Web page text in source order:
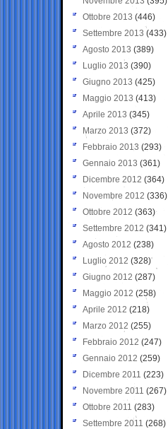
Ottobre 2013 (446)
Settembre 2013 (433)
Agosto 2013 (389)
Luglio 2013 (390)
Giugno 2013 (425)
Maggio 2013 (413)
Aprile 2013 (345)
Marzo 2013 (372)
Febbraio 2013 (293)
Gennaio 2013 (361)
Dicembre 2012 (364)
Novembre 2012 (336)
Ottobre 2012 (363)
Settembre 2012 (341)
Agosto 2012 (238)
Luglio 2012 (328)
Giugno 2012 (287)
Maggio 2012 (258)
Aprile 2012 (218)
Marzo 2012 (255)
Febbraio 2012 (247)
Gennaio 2012 (259)
Dicembre 2011 (223)
Novembre 2011 (267)
Ottobre 2011 (283)
Settembre 2011 (268)